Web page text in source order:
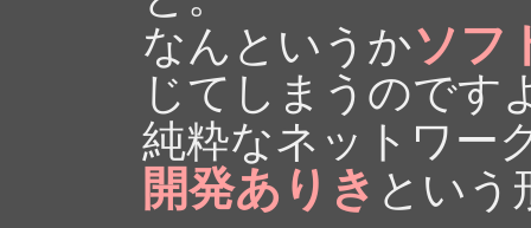
なんというかソフ
じてしまうのです
純粋なネットワー
開発ありき という